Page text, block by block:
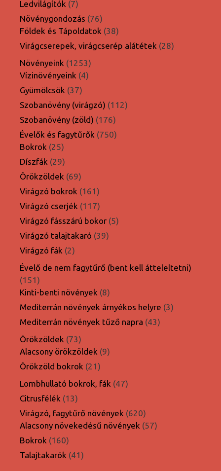
Ledvilágítók 77
termék
Növénygondozás 7676
termék
Földek és Tápoldatok 3838
termék
Virágcserepek, virágcserép alátétek 2828
Növényeink 12531253
termék
Vízinövényeink 44
Gyümölcsök 3737
termék
Szobanövény (virágzó) 112112
Szobanövény (zöld) 176176
termék
Évelők és fagytűrők 750750
Bokrok 2525
termék
Díszfák 2929
termék
Örökzöldek 6969
termék
Virágzó bokrok 161161
termék
Virágzó cserjék 117117
termék
Virágzó fásszárú bokor 55
Virágzó talajtakaró 3939
Virágzó fák 22
termék
Évelő de nem fagytűrő (bent kell átteleltetni)
151151
termék
Kinti-benti növények 88
termék
Mediterrán növények árnyékos helyre 33
Mediterrán növények tűző napra 4343
Örökzöldek 7373
termék
Alacsony örökzöldek 99
Örökzöld bokrok 2121
termék
Lombhullató bokrok, fák 4747
Citrusfélék 1313
termék
Virágzó, fagytűrő növények 620620
termék
Alacsony növekedésű növények 5757
Bokrok 160160
termék
Talajtakarók 4141